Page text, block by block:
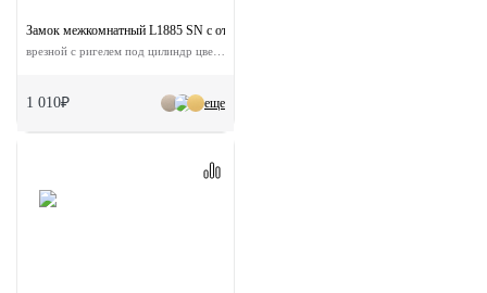
еще
Замок межкомнатный L1885 SN с ответной планкой
1 010₽